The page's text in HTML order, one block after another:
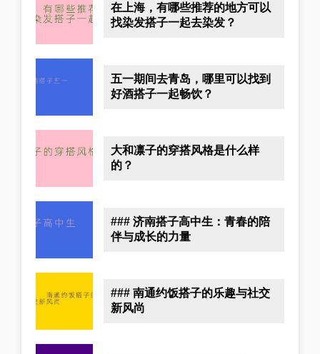
在上海，有哪些推荐的地方可以
找染发搭子一起去染发？
五一期间去青岛，哪里可以找到
好酒搭子一起畅饮？
大和凛子的穿搭风格是什么样
的？
### 济南搭子高中生：青春的陪
伴与成长的力量
### 南通约饭搭子的乐趣与社交
新风尚